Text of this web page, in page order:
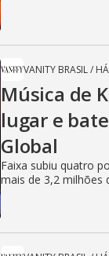
VANITY BRASIL/
Música de
lugar e
Global
Faixa subiu quatro
mais de 3,2 milhões